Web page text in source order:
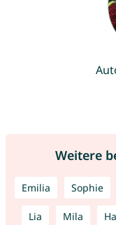
Weitere
Emilia Sophie
Lia Mila